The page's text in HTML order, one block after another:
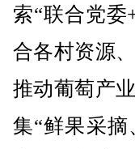
索“联合党委
合各村资源
推动葡萄产
集“鲜果采